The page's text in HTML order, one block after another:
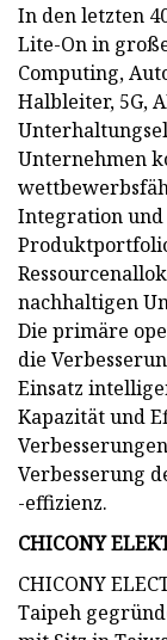
In den letzten
Lite-On in
Computing,
Halbleiter, 5G,
Unternehmen
Integration
nachhaltigen
Die primäre
die
Einsatz
Kapazität und
Verbesserung
-effizienz.
CHICONY
CHICONY
Taipeh